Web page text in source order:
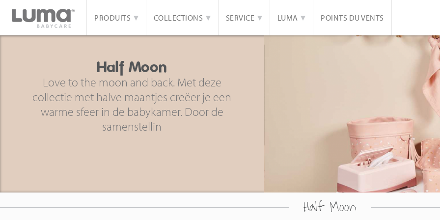
PRODUITS COLLECTIONS SERVICE LUMA POINTS DU VENTS
Half Moon
Love to the moon and back. Met deze
collectie met halve maantjes creëer je een
warme sfeer in de babykamer. Door de
samenstellin
Half Moon